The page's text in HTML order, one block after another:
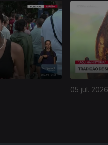
05 jul. 2026